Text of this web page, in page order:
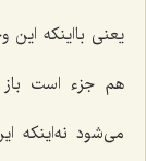
یعنی بااینکه
هم جزء است باز
می‌شود نه‌اینکه